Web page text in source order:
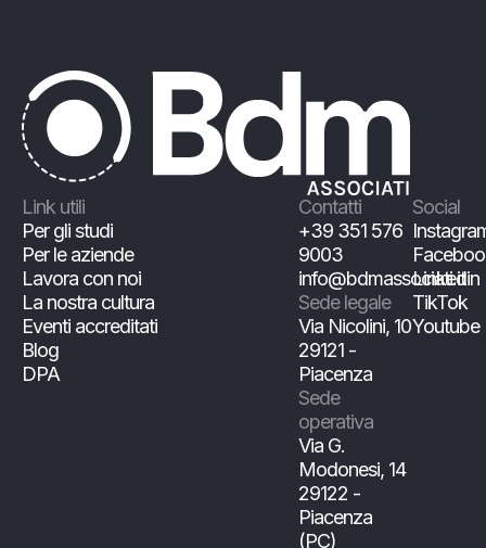
Link utili
Per gli studi
Per le aziende
Lavora con noi
La nostra cultura
Eventi accreditati
Blog
DPA
Contatti
+39 351 576
9003
info@bdmassociati.it
Sede legale
Via Nicolini, 10
29121 -
Piacenza
Sede
operativa
Via G.
Modonesi, 14
29122 -
Piacenza
(PC)
Social
Linkedin
TikTok
Youtube